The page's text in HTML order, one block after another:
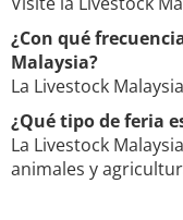
¿Con qué
Malaysia?
La Livestock
¿Qué tipo de feria
La Livestock
animales y